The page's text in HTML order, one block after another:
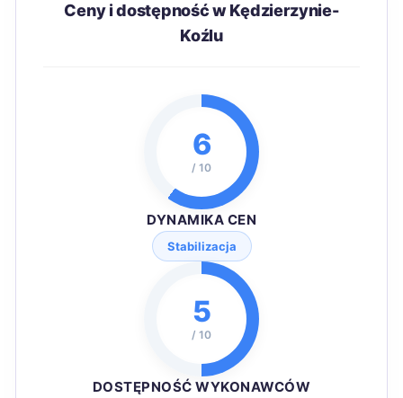
Ceny i dostępność w Kędzierzynie-
Koźlu
6
/ 10
DYNAMIKA CEN
Stabilizacja
5
/ 10
DOSTĘPNOŚĆ WYKONAWCÓW